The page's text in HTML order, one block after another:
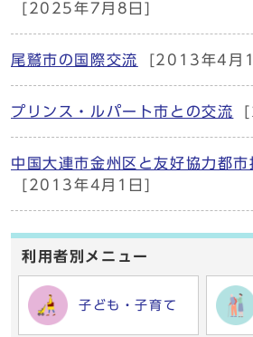
[2025年7月8日]
尾鷲市の国際交流 [2013年4月
プリンス・ルパート市との交流
中国大連市金州区と友好協力都市
[2013年4月1日]
利用者別メニュー
子ども・子育て